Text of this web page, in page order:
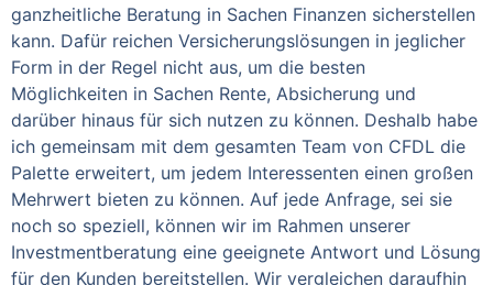
ganzheitliche Beratung in Sachen Finanzen sicherstellen
kann. Dafür reichen Versicherungslösungen in jeglicher
Form in der Regel nicht aus, um die besten
Möglichkeiten in Sachen Rente, Absicherung und
darüber hinaus für sich nutzen zu können. Deshalb habe
ich gemeinsam mit dem gesamten Team von CFDL die
Palette erweitert, um jedem Interessenten einen großen
Mehrwert bieten zu können. Auf jede Anfrage, sei sie
noch so speziell, können wir im Rahmen unserer
Investmentberatung eine geeignete Antwort und Lösung
für den Kunden bereitstellen. Wir vergleichen daraufhin